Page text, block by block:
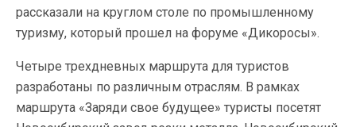
рассказали на круглом столе по промышленному
туризму, который прошел на форуме «Дикоросы».
Четыре трехдневных маршрута для туристов
разработаны по различным отраслям. В рамках
маршрута «Заряди свое будущее» туристы посетят